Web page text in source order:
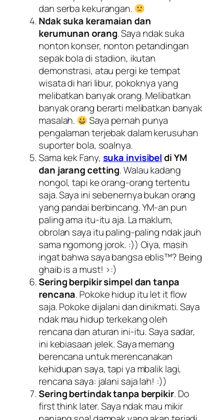
dan serba kekurangan.
Ndak suka keramaian dan
kerumunan orang. Saya ndak suka
nonton konser, nonton petandingan
sepak bola di stadion, ikutan
demonstrasi, atau pergi ke tempat
wisata di hari libur, pokoknya yang
melibatkan banyak orang. Melibatkan
banyak orang berarti melibatkan banyak
masalah.
Saya pernah punya
pengalaman terjebak dalam kerusuhan
suporter bola, soalnya.
Sama kek Fany, suka invisibeldi YM
dan jarang cetting. Walau kadang
nongol, tapi ke orang-orang tertentu
saja. Saya ini sebenernya bukan orang
yang pandai berbincang. YM-an pun
paling ama itu-itu aja. La maklum,
obrolan saya itu paling-paling ndak jauh
sama ngomong jorok. :)) Oiya, masih
ingat bahwa saya bangsa eblis™? Being
ghaib is a must! >:)
Sering berpikir simpel dan tanpa
rencana. Pokoke hidup itu let it flow
saja. Pokoke dijalani dan dinikmati. Saya
ndak mau hidup terkekang oleh
rencana dan aturan ini-itu. Saya sadar,
ini kebiasaan jelek. Saya memang
berencana untuk merencanakan
kehidupan saya, tapi ya mbalik lagi,
rencana saya: jalani saja lah! :))
Sering bertindak tanpa berpikir. Do
first think later. Saya ndak mau mikir